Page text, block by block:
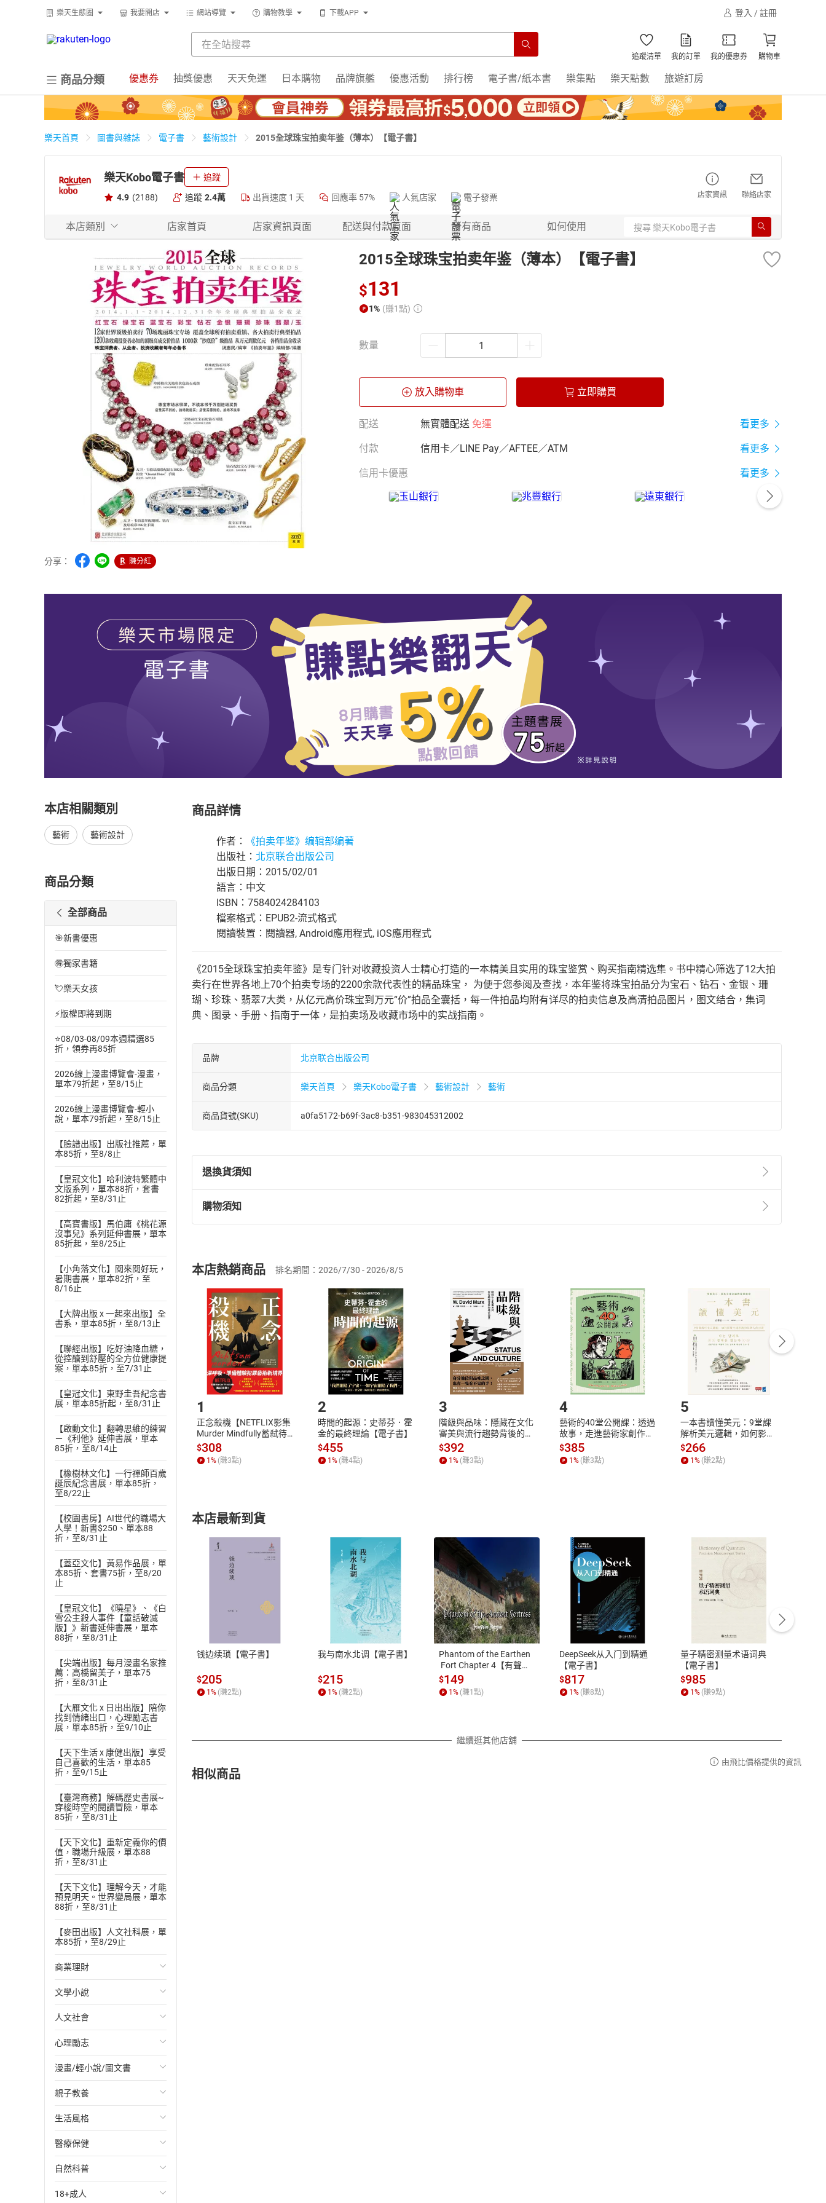
樂天生態圈 我要開店 網站導覽 購物教學 下載APP 登入 / 註冊
追蹤清單 我的訂單 我的優惠券 購物車
商品分類 優惠券 抽獎優惠 天天免運 日本購物 品牌旗艦 優惠活動 排行榜 電子書/紙本書 樂集點 樂天點數 旅遊訂房
樂天首頁 圖書與雜誌 電子書 藝術設計 2015全球珠宝拍卖年鉴（薄本）【電子書】
樂天Kobo電子書 追蹤
4.9 (2188) 追蹤 2.4萬 出貨速度 1 天 回應率 57% 人氣店家 電子發票 店家資訊 聯絡店家
本店類別 店家首頁 店家資訊頁面 配送與付款頁面 所有商品 如何使用
分享： 賺分紅
2015全球珠宝拍卖年鉴（薄本）【電子書】
$131
1% (賺1點)
數量
放入購物車 立即購買
配送 無實體配送 免運 看更多
付款 信用卡／LINE Pay／AFTEE／ATM 看更多
信用卡優惠 看更多
本店相關類別
藝術 藝術設計
商品分類
全部商品
🎯新書優惠
🉐獨家書籍
💘樂天女孩
⚡版權即將到期
⭐08/03-08/09本週精選85
折，領券再85折
2026線上漫畫博覽會-漫畫，
單本79折起，至8/15止
2026線上漫畫博覽會-輕小
說，單本79折起，至8/15止
【臉譜出版】出版社推薦，單
本85折，至8/8止
【皇冠文化】哈利波特繁體中
文版系列，單本88折，套書
82折起，至8/31止
【高寶書版】馬伯庸《桃花源
沒事兒》系列延伸書展，單本
85折起，至8/25止
【小角落文化】閱來閱好玩，
暑期書展，單本82折，至
8/16止
【大牌出版 x 一起來出版】全
書系，單本85折，至8/13止
【聯經出版】吃好油降血糖，
從控醣到舒壓的全方位健康提
案，單本85折，至7/31止
【皇冠文化】東野圭吾紀念書
展，單本85折起，至8/31止
【啟動文化】翻轉思維的練習
－《利他》延伸書展，單本
85折，至8/14止
【橡樹林文化】一行禪師百歲
誕辰紀念書展，單本85折，
至8/22止
【校園書房】AI世代的職場大
人學！新書$250、單本88
折，至8/31止
【蓋亞文化】黃易作品展，單
本85折、套書75折，至8/20
止
【皇冠文化】《曉星》、《白
雪公主殺人事件【童話破滅
版】》新書延伸書展，單本
88折，至8/31止
【尖端出版】每月漫畫名家推
薦：高橋留美子，單本75
折，至8/31止
【大雁文化 x 日出出版】陪你
找到情緒出口，心理勵志書
展，單本85折，至9/10止
【天下生活 x 康健出版】享受
自己喜歡的生活，單本85
折，至9/15止
【臺灣商務】解碼歷史書展~
穿梭時空的閱讀冒險，單本
85折，至8/31止
【天下文化】重新定義你的價
值，職場升級展，單本88
折，至8/31止
【天下文化】理解今天，才能
預見明天。世界變局展，單本
88折，至8/31止
【麥田出版】人文社科展，單
本85折，至8/29止
商業理財
投資理財
經濟/趨勢
財務/金融
管理/領導
職場工作術
成功法
行銷/廣告
傳記
商務/商學
文學小說
歐美文學
日本文學
韓國文學
華文文學
經典文學
成長/家庭生活小說
懸疑/推理小說
科幻/奇幻小說
人文社會
國際關係
政治
社會科學
台灣/中國歷史
日/韓歷史
其他歷史/史學
法律
心理勵志
心靈成長/情緒
人際關係
兩性關係
心理學
漫畫/輕小說/圖文書
輕小說
奇幻/科幻
愛情故事
職場/社會寫實
懸疑/推理
親子教養
教育現場
兒童文學/故事
兒童科普/學習
育兒百科
生活風格
飲食/食譜
健身/美顏
運動/遊戲
醫療保健
健康/養生
常見疾病
自然科普
生物科學
18+成人
商品詳情
作者：
《拍卖年鉴》编辑部编著
出版社： 北京联合出版公司
出版日期：2015/02/01
語言：中文
ISBN：7584024284103
檔案格式：EPUB2-流式格式
閱讀裝置：閱讀器, Android應用程式, iOS應用程式
《2015全球珠宝拍卖年鉴》是专门针对收藏投资人士精心打造的一本精美且实用的珠宝鉴赏、购买指南精选集。书中精心筛选了12大拍
卖行在世界各地上70个拍卖专场的2200余款代表性的精品珠宝， 为便于您参阅及查找，本年鉴将珠宝拍品分为宝石、钻石、金银、珊
瑚、珍珠、翡翠7大类，从亿元高价珠宝到万元“价”拍品全囊括，每一件拍品均附有详尽的拍卖信息及高清拍品图片，图文结合，集词
典、图录、手册、指南于一体，是拍卖场及收藏市场中的实战指南。
品牌 北京联合出版公司
商品分類 樂天首頁 樂天Kobo電子書 藝術設計 藝術
商品貨號(SKU) a0fa5172-b69f-3ac8-b351-983045312002
退換貨須知
退換貨規定：
(一)依消費者保護法第19條第1項後段暨通訊交易解除權合理例外情事適用準則第2條第5款之規定，「非以有形媒介提供之數位
(二)消費者訂購本店鋪之商品即代表知悉本店鋪所銷售之商品為電子書，屬非以有形媒介提供之數位內容，消費者同意若訂購後
且已下載/存取電子書，不得請求退貨退款。
退貨方式：您欲取消訂單或辦理退貨時，請登入樂天市場，並於「我的訂單」中點選「瀏覽訂單明細」
「申請取消訂單/ 退
貨」，本店鋪將依您的申請進行審核，待審核通過後將為您辦理退款事宜。
請注意，樂天市場須以整筆訂單為單位進行取消/退貨，恕無法以單支商品取消/退貨。
購物須知
挑選商品
Choose
放入購物車
Shopping cart
登入帳號
Login
付款方式
Payment
完成訂單
Complete
購書後，如何開始使用？
Step1.選擇閱讀載具 Step2.登入帳號，下載書籍後看書
付款方式
ATM轉帳、信用卡、LINE PAY、AFTEE
退換貨規範
本店是否提供消費者保護法七日猶豫期
之權利，遽消費者保護法及通訊交易解
除權合理例外情事適用準則，依商品性
質各有不同規定。詳細退換貨說明請參
照各商品說明。
客服資訊
服務時間：週一到週五 10:00-12:00、
13:00-17:00 (國定假日及例假日休息)
客服電話：0080-1857077
本店熱銷商品 排名期間：2026/7/30 - 2026/8/5
1
正念殺機【NETFLIX影集
Murder Mindfully蓄弒待
發】【電子書】
$308
1 % (賺3點)
2
時間的起源：史蒂芬．霍
金的最終理論【電子書】
$455
1 % (賺4點)
3
階級與品味：隱藏在文化
審美與流行趨勢背後的地
位渴望【電子書】
$392
1 % (賺3點)
4
藝術的40堂公開課：透過
故事，走進藝術家創作現
場，看藝術如何誕生、如
何形塑人類生活【電子
書】
$385
1% (賺3點)
5
一本書讀懂美元：9堂課
解析美元邏輯，如何影響
全球經濟和每個人的投資
【電子書】
$266
1% (賺2點)
本店最新到貨
钱边续琐【電子書】
$205
1 % (賺2點)
我与南水北调【電子書】
$215
1 % (賺2點)
Phantom of the Earthen
Fort Chapter 4【有聲
書】
$149
1 % (賺1 點)
DeepSeek从入门到精通
【電子書】
$817
1% (賺8點)
量子精密测量术语词典
【電子書】
$985
1% (賺9點)
繼續逛其他店舖
相似商品
由飛比價格提供的資訊